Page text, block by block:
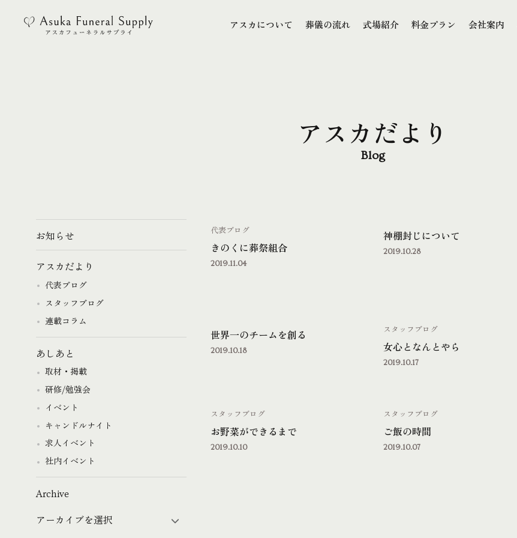
アスカについて
葬儀の流れ
式場紹介
料金プラン
会社案内
アスカだより
Blog
きのくに葬祭組合
代表ブログ
2019.11.04
神棚封じについて
2019.10.28
世界一のチームを創る
2019.10.18 女心となんとやら
スタッフブログ
2019.10.17
お野菜ができるまで
スタッフブログ
2019.10.10
ご飯の時間
スタッフブログ
2019.10.07
お知らせ
アスカだより
代表ブログ
スタッフブログ
連載コラム
あしあと
取材・掲載
研修/勉強会
イベント
キャンドルナイト
求人イベント
社内イベント
Archive